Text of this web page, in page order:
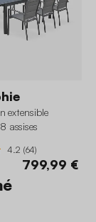
extensible
assises
4.2 (64)
799,99 €